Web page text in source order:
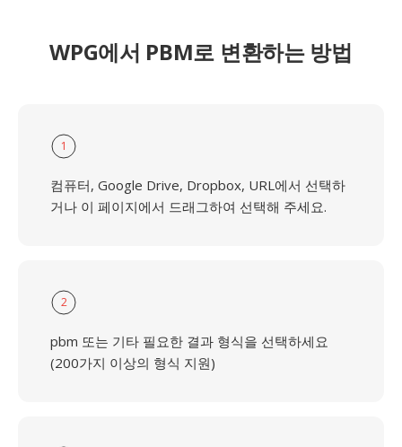
WPG에서 PBM로 변환하는 방법
1
컴퓨터, Google Drive, Dropbox, URL에서 선택하
거나 이 페이지에서 드래그하여 선택해 주세요.
2
pbm 또는 기타 필요한 결과 형식을 선택하세요
(200가지 이상의 형식 지원)